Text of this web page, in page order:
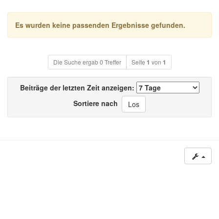
Es wurden keine passenden Ergebnisse gefunden.
Die Suche ergab 0 Treffer Seite 1 von 1
Beiträge der letzten Zeit anzeigen:
Sortiere nach